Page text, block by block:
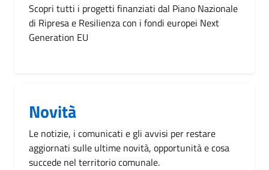
Scopri tutti i progetti finanziati dal Piano Nazionale
di Ripresa e Resilienza con i fondi europei Next
Generation EU
Novità
Le notizie, i comunicati e gli avvisi per restare
aggiornati sulle ultime novità, opportunità e cosa
succede nel territorio comunale.